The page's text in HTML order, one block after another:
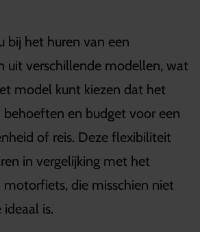
bij het huren van een
uit verschillende modellen, wat
model kunt kiezen dat het
behoeften en budget voor een
of reis. Deze flexibiliteit
in vergelijking met het
die misschien niet
is.